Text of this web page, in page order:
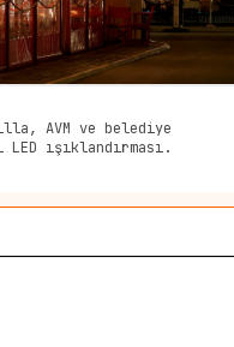
AVM ve belediye
LED ışıklandırması.